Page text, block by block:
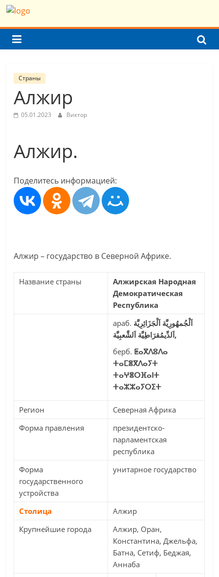
Skip
content
Население
Земли
(мира)
Население
(мира)
Страны
Алжир
05.01.2023 Виктор
Алжир.
Поделитесь информацией:
Алжир – государство в Северной Африке.
Название страны
Алжирская Народная
Демократическая
Республика
араб. اَلْجُمهُورِيَّة اَلْجَزَائِرِيَّة
اَلدِّيمُقرَاطِيَّة اَلشَّعبِيَّة,
берб. ⵟⴰⴳⴷⵓⴷⴰ
ⵜⴰⵎⴻⴳⴷⴰⵢⵜ
ⵜⴰⵖⴻⵔⴼⴰⵏⵜ
ⵜⴰⵣⵣⴰⵢⵔⵉⵜ
Регион
Северная Африка
Форма правления
президентско-
парламентская
республика
Форма
государственного
устройства
унитарное государство
Столица
Алжир
Крупнейшие города
Алжир, Оран,
Константина, Джельфа,
Батна, Сетиф, Беджая,
Аннаба